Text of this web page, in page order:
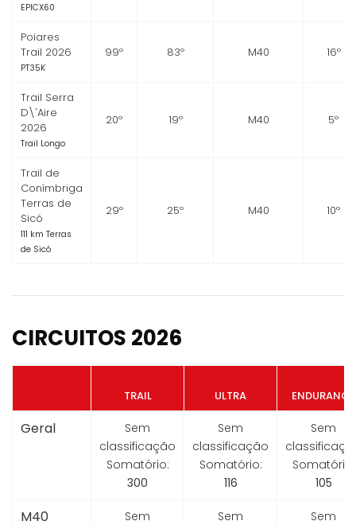
EPICX60
Poiares
Trail 2026
PT35K
99º 83º M40 16º
Trail Serra
D\'Aire
2026
Trail Longo
20º 19º M40 5º
Trail de
Conímbriga
Terras de
Sicó
111 km Terras
de Sicó
29º 25º M40 10º
CIRCUITOS 2026
TRAIL ULTRA ENDURANCE
Geral
Sem
classificação
Somatório:
300
Sem
classificação
Somatório:
116
Sem
Somatório:
105
M40 Sem Sem Sem